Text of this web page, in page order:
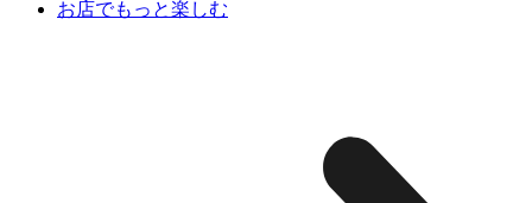
お店でもっと楽しむ